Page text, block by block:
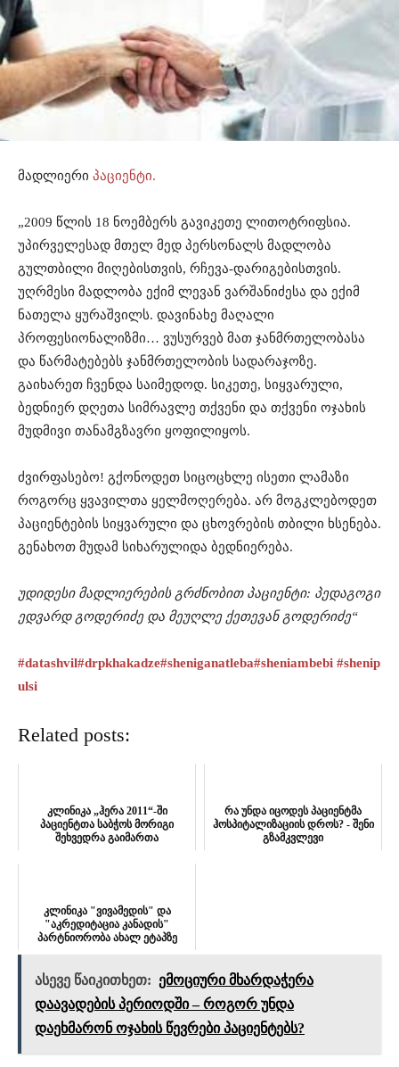
მადლიერი პაციენტი.
„2009 წლის 18 ნოემბერს გავიკეთე ლითოტრიფსია.
უპირველესად მთელ მედ პერსონალს მადლობა
გულთბილი მიღებისთვის, რჩევა-დარიგებისთვის.
უღრმესი მადლობა ექიმ ლევან ვარშანიძესა და ექიმ
ნათელა ყურაშვილს. დავინახე მაღალი
პროფესიონალიზმი… ვუსურვებ მათ ჯანმრთელობასა
და წარმატებებს ჯანმრთელობის სადარაჯოზე.
გაიხარეთ ჩვენდა საიმედოდ. სიკეთე, სიყვარული,
ბედნიერ დღეთა სიმრავლე თქვენი და თქვენი ოჯახის
მუდმივი თანამგზავრი ყოფილიყოს.
ძვირფასებო! გქონოდეთ სიცოცხლე ისეთი ლამაზი
როგორც ყვავილთა ყელმოღერება. არ მოგკლებოდეთ
პაციენტების სიყვარული და ცხოვრების თბილი ხსენება.
გენახოთ მუდამ სიხარულიდა ბედნიერება.
უდიდესი მადლიერების გრძნობით პაციენტი: პედაგოგი
ედვარდ გოდერიძე და მეუღლე ქეთევან გოდერიძე“
#datashvil#drpkhakadze#sheniganatleba#sheniambebi #shenip
ulsi
Related posts:
კლინიკა „ჰერა 2011“-ში
პაციენტთა საბჭოს მორიგი
შეხვედრა გაიმართა
რა უნდა იცოდეს პაციენტმა
ჰოსპიტალიზაციის დროს? - შენი
გზამკვლევი
კლინიკა "ვივამედის" და
"აკრედიტაცია კანადის"
პარტნიორობა ახალ ეტაპზე
ასევე წაიკითხეთ: ემოციური მხარდაჭერა
დაავადების პერიოდში – როგორ უნდა
დაეხმარონ ოჯახის წევრები პაციენტებს?